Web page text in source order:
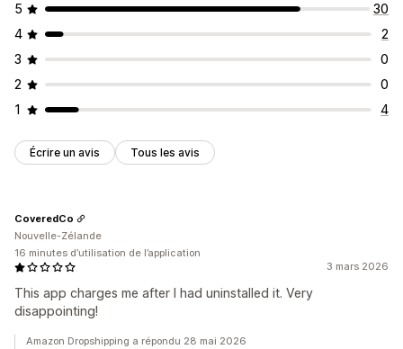
5
30
4
2
3
0
2
0
1
4
Écrire un avis Tous les avis
3 mars 2026
This app charges me after I had uninstalled it. Very
disappointing!
CoveredCo
Nouvelle-Zélande
16 minutes d’utilisation de l’application
Amazon Dropshipping a répondu 28 mai 2026